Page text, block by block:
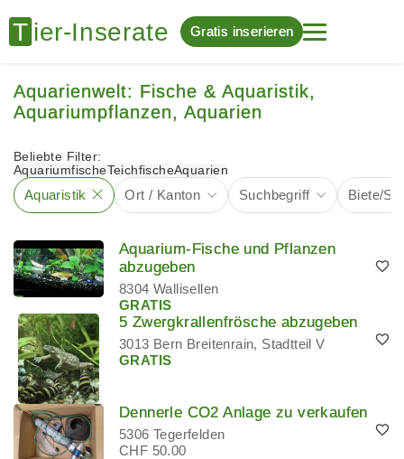
Gratis inserieren
Aquarienwelt: Fische & Aquaristik,
Aquariumpflanzen, Aquarien
Beliebte Filter:
AquariumfischeTeichfischeAquarien
Aquaristik Ort / Kanton Suchbegriff Biete/
Aquarium-Fische und Pflanzen
abzugeben
8304 Wallisellen
GRATIS
5 Zwergkrallenfrösche abzugeben
3013 Bern Breitenrain, Stadtteil V
GRATIS
Dennerle CO2 Anlage zu verkaufen
5306 Tegerfelden
CHF 50.00